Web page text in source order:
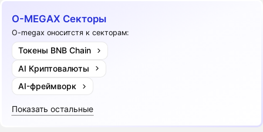
O-MEGAX Секторы
O-megax оноситстя к секторам:
Токены BNB Chain
AI Криптовалюты
AI-фреймворк
Показать остальные